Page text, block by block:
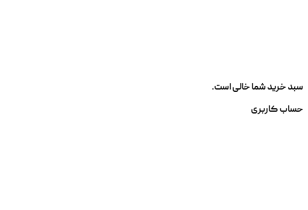
سبد خرید شما خالی است.
حساب کاربری